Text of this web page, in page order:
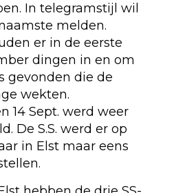
In telegramstijl wil
melden.
er in de eerste
dingen in en om
gevonden die de
wekten.
14 Sept. werd weer
De S.S. werd er op
in Elst maar eens